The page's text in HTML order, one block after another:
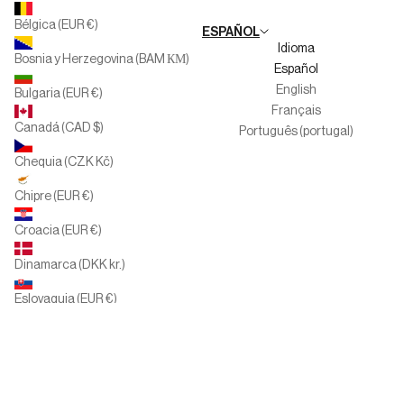
Canal del informante
Bélgica (EUR €)
Bosnia y Herzegovina (BAM КМ)
Bulgaria (EUR €)
Canadá (CAD $)
Chequia (CZK Kč)
Chipre (EUR €)
Croacia (EUR €)
Dinamarca (DKK kr.)
Eslovaquia (EUR €)
ESPAÑOL
Idioma
Español
English
Français
Português (portugal)